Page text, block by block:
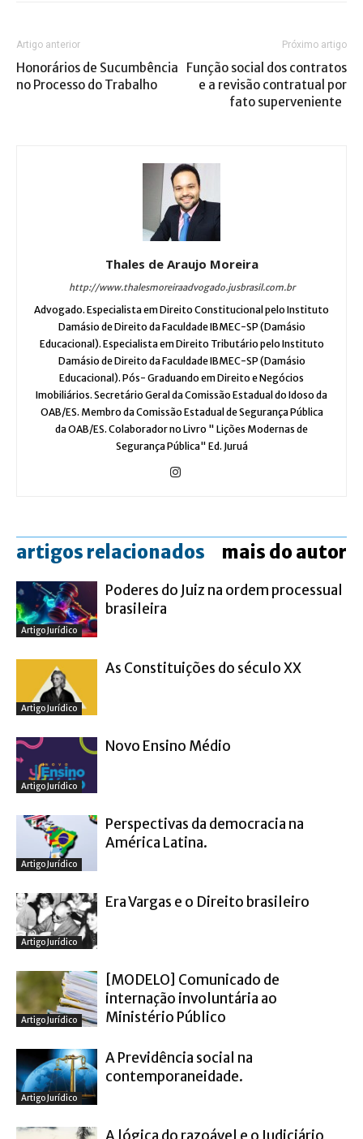
Artigo anterior
Honorários de Sucumbência
no Processo do Trabalho
Próximo artigo
Função social dos contratos
e a revisão contratual por
fato superveniente
Thales de Araujo Moreira
http://www.thalesmoreiraadvogado.jusbrasil.com.br
Advogado. Especialista em Direito Constitucional pelo Instituto
Damásio de Direito da Faculdade IBMEC-SP (Damásio
Educacional). Especialista em Direito Tributário pelo Instituto
Damásio de Direito da Faculdade IBMEC-SP (Damásio
Educacional). Pós- Graduando em Direito e Negócios
Imobiliários. Secretário Geral da Comissão Estadual do Idoso da
OAB/ES. Membro da Comissão Estadual de Segurança Pública
da OAB/ES. Colaborador no Livro " Lições Modernas de
Segurança Pública" Ed. Juruá
artigos relacionados mais do autor
Artigo Jurídico
Poderes do Juiz na ordem processual
brasileira
Artigo Jurídico
As Constituições do século XX
Artigo Jurídico
Novo Ensino Médio
Artigo Jurídico
Perspectivas da democracia na
América Latina.
Artigo Jurídico
Era Vargas e o Direito brasileiro
Artigo Jurídico
[MODELO] Comunicado de
internação involuntária ao
Ministério Público
Artigo Jurídico
A Previdência social na
contemporaneidade.